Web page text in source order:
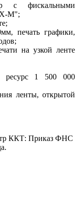
с фискальными
М";
печать графики,
на узкой ленте
ресурс 1 500 000
ленты, открытой
ККТ: Приказ ФНС